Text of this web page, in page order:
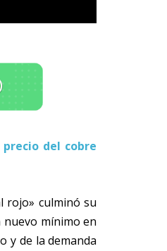
precio del cobre
rojo» culminó su
nuevo mínimo en
y de la demanda